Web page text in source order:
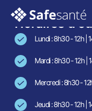
Horaires
Lundi : 8h30 - 12h |
Mardi : 8h30 - 12h |
Mercredi : 8h30 -
Jeudi : 8h30 - 12h |